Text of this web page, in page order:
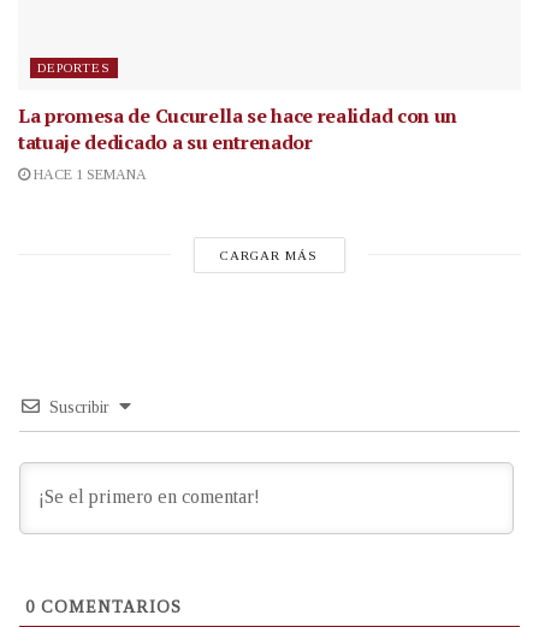
DEPORTES
La promesa de Cucurella se hace realidad con un
tatuaje dedicado a su entrenador
HACE 1 SEMANA
CARGAR MÁS
Suscribir
0 COMENTARIOS